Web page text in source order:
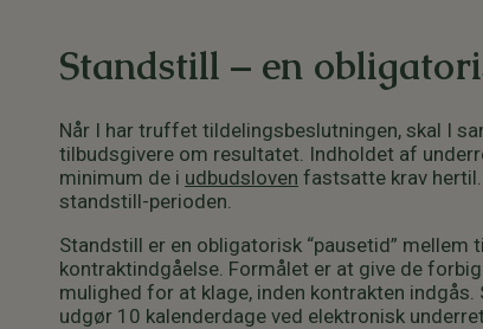
Standstill – en
Når I har truffet tildelingsbeslutningen, skal I
tilbudsgivere om resultatet. Indholdet af
minimum de i udbudsloven fastsatte krav
standstill-perioden.
Standstill er en obligatorisk “pausetid” mellem
kontraktindgåelse. Formålet er at give de
mulighed for at klage, inden kontrakten
udgør 10 kalenderdage ved elektronisk